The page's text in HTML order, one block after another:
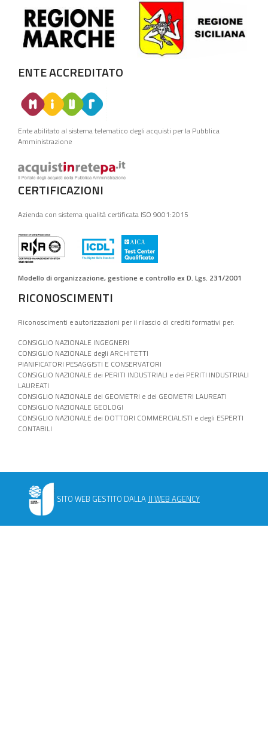
ENTE ACCREDITATO
Ente abilitato al sistema telematico degli acquisti per la Pubblica
Amministrazione
CERTIFICAZIONI
Azienda con sistema qualità certificata ISO 9001:2015
Modello di organizzazione, gestione e controllo ex D. Lgs. 231/2001
RICONOSCIMENTI
Riconoscimenti e autorizzazioni per il rilascio di crediti formativi per:
CONSIGLIO NAZIONALE INGEGNERI
CONSIGLIO NAZIONALE degli ARCHITETTI
PIANIFICATORI PESAGGISTI E CONSERVATORI
CONSIGLIO NAZIONALE dei PERITI INDUSTRIALI e dei PERITI INDUSTRIALI
LAUREATI
CONSIGLIO NAZIONALE dei GEOMETRI e dei GEOMETRI LAUREATI
CONSIGLIO NAZIONALE GEOLOGI
CONSIGLIO NAZIONALE dei DOTTORI COMMERCIALISTI e degli ESPERTI
CONTABILI
SITO WEB GESTITO DALLAJJ WEB AGENCY